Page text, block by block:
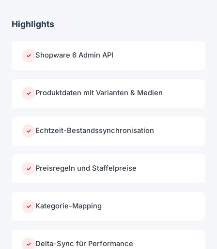
Highlights
✓ Shopware 6 Admin API
✓ Produktdaten mit Varianten & Medien
✓ Echtzeit-Bestandssynchronisation
✓ Preisregeln und Staffelpreise
✓ Kategorie-Mapping
✓ Delta-Sync für Performance